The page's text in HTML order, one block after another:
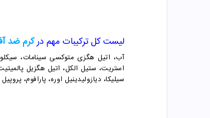
لیست کل ترکیبات مهم درکرم ضد
سیلیکا، دیازولیدینیل اوره، پارافوم،